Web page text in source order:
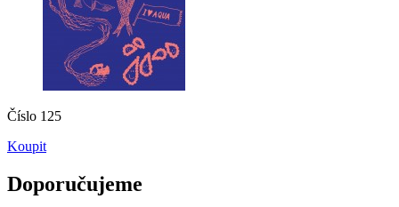
Číslo 125
Koupit
Doporučujeme